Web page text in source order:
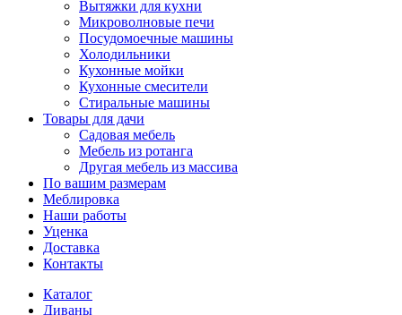
Вытяжки для кухни
Микроволновые печи
Посудомоечные машины
Холодильники
Кухонные мойки
Кухонные смесители
Стиральные машины
Товары для дачи
Садовая мебель
Мебель из ротанга
Другая мебель из массива
По вашим размерам
Меблировка
Наши работы
Уценка
Доставка
Контакты
Каталог
Диваны